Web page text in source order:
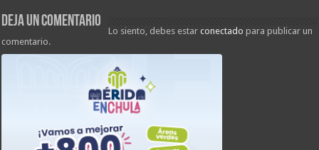
Deja un comentario
Lo siento, debes estarconectado para publicar un
comentario.